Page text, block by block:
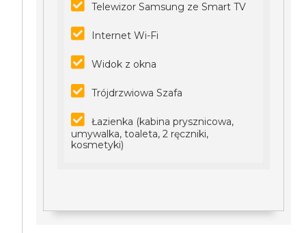
Telewizor Samsung ze Smart TV
Internet Wi-Fi
Widok z okna
Trójdrzwiowa Szafa
Łazienka (kabina prysznicowa,
umywalka, toaleta, 2 ręczniki,
kosmetyki)